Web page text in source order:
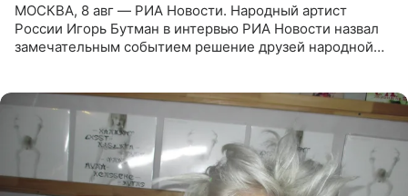
МОСКВА, 8 авг — РИА Новости. Народный артист
России Игорь Бутман в интервью РИА Новости назвал
замечательным событием решение друзей народной